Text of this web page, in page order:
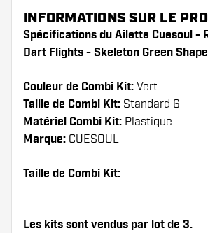
INFORMATIONS SUR LE
Spécifications du Ailette Cuesoul -
Dart Flights - Skeleton Green
Couleur de Combi Kit: Vert
Taille de Combi Kit: Standard 6
Matériel Combi Kit: Plastique
Marque: CUESOUL
Taille de Combi Kit:
Les kits sont vendus par lot de 3.